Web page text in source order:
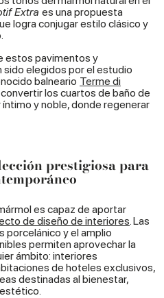
Extra es una propuesta
logra conjugar estilo clásico y
estos pavimentos y
elegidos por el estudio
balneario Terme di
los cuartos de baño de
y noble, donde regenerar
prestigiosa para
es capaz de aportar
de diseño de interiores . Las
porcelánico y el amplio
permiten aprovechar la
ámbito: interiores
de hoteles exclusivos,
destinadas al bienestar,